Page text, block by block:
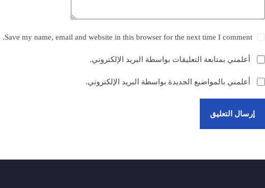
Save my name, email and website in this browser for the next time I comment.
أعلمني بمتابعة التعليقات بواسطة البريد الإلكتروني.
أعلمني بالمواضيع الجديدة بواسطة البريد الإلكتروني.
إرسال التعليق